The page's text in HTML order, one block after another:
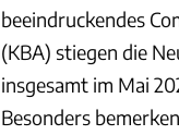
beeindruckendes
(KBA) stiegen die
insgesamt im Mai
Besonders